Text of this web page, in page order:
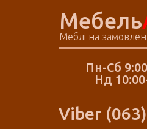
Мебель
Меблі на
Пн-Сб
Нд
Viber